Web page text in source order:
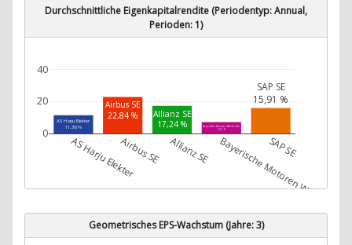
Durchschnittliche Eigenkapitalrendite (Periodentyp: Annual,
Perioden: 1)
AS Harju Elekter
11,36 %
Airbus SE
22,84 % Allianz SE
17,24 %
Bayerische Motoren Werke AG
7,07 %
SAP SE
15,91 %
AS Harju ElekterAirbus SE Allianz SE Bayerische Motoren Werke AG
SAP SE
0
20
40
Geometrisches EPS-Wachstum (Jahre: 3)